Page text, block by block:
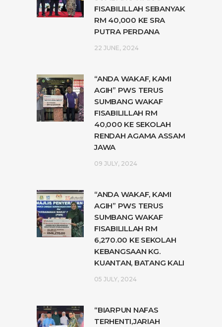
FISABILILLAH SEBANYAK
RM 40,000 KE SRA
PUTRA PERDANA
22 JUNE, 2024
“ANDA WAKAF, KAMI
AGIH” PWS TERUS
SUMBANG WAKAF
FISABILILLAH RM
40,000 KE SEKOLAH
RENDAH AGAMA ASSAM
JAWA
09 JULY, 2024
“ANDA WAKAF, KAMI
AGIH” PWS TERUS
SUMBANG WAKAF
FISABILILLAH RM
6,270.00 KE SEKOLAH
KEBANGSAAN KG.
KUANTAN, BATANG KALI
05 JULY, 2024
“BIARPUN NAFAS
TERHENTI,JARIAH